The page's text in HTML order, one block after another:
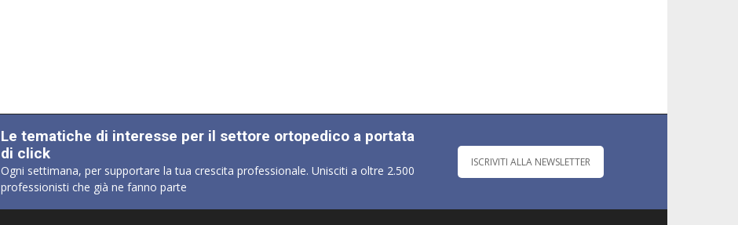
Le tematiche di interesse per il settore ortopedico a portata
di click
Ogni settimana, per supportare la tua crescita professionale. Unisciti a oltre 2.500
professionisti che già ne fanno parte
ISCRIVITI ALLA NEWSLETTER